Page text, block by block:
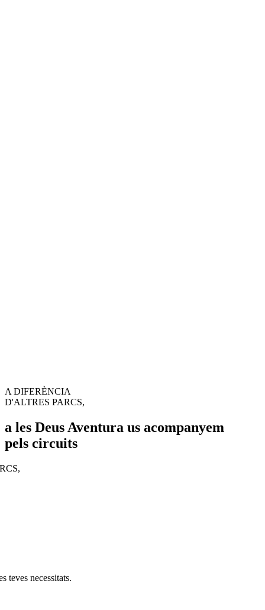
A DIFERÈNCIA
D'ALTRES PARCS,
a les Deus Aventura us acompanyem
pels circuits
teves necessitats.